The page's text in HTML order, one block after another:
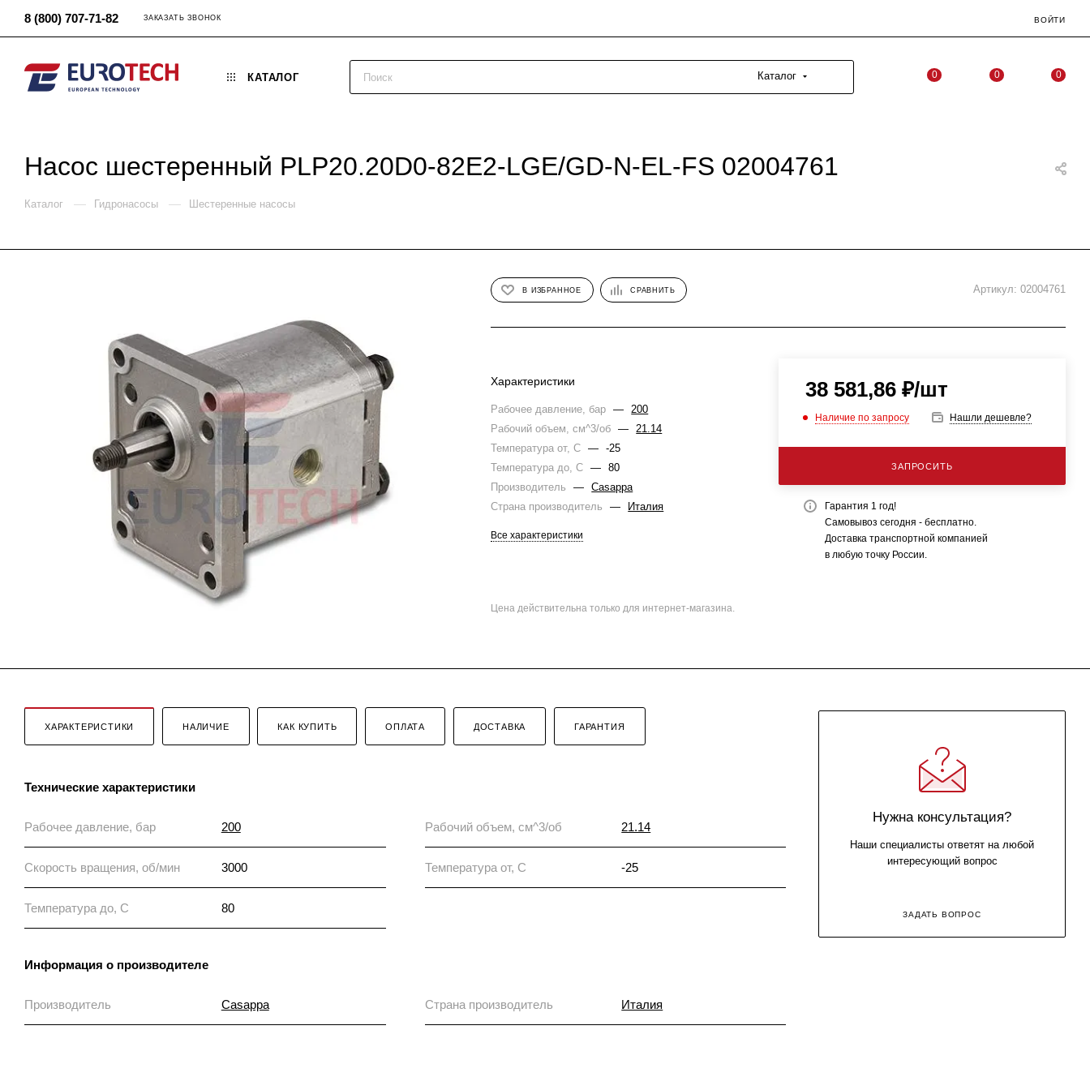
8 (800) 707-71-82 ЗАКАЗАТЬ ЗВОНОК ВОЙТИ
КАТАЛОГ Каталог 0 0 0
Насос шестеренный PLP20.20D0-82E2-LGE/GD-N-EL-FS 02004761
Каталог — Гидронасосы — Шестеренные насосы
В ИЗБРАННОЕ СРАВНИТЬ Артикул: 02004761
Характеристики
Рабочее давление, бар —
200
Рабочий объем, см^3/об
—
21.14
Температура от, С
—
-25
Температура до, С
—
80
Производитель
—
Casappa
Страна производитель
— Италия
Все характеристики
38 581,86₽/шт
Наличие по запросу Нашли дешевле?
ЗАПРОСИТЬ
Гарантия 1 год!
Самовывоз сегодня - бесплатно.
Доставка транспортной компанией
в любую точку России.
Цена действительна только для интернет-магазина.
ХАРАКТЕРИСТИКИ НАЛИЧИЕ КАК КУПИТЬ ОПЛАТА ДОСТАВКА ГАРАНТИЯ
Технические характеристики
Рабочее давление, бар 200 Рабочий объем, см^3/об 21.14
Скорость вращения, об/мин 3000 Температура от, С -25
Температура до, С 80
Информация о производителе
Производитель Casappa Страна производитель Италия
Нужна консультация?
Наши специалисты ответят на любой
интересующий вопрос
ЗАДАТЬ ВОПРОС